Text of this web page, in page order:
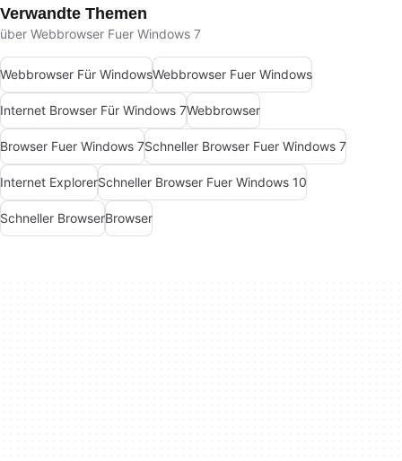
Verwandte Themen
über Webbrowser Fuer Windows 7
Webbrowser Für WindowsWebbrowser Fuer Windows
Internet Browser Für Windows 7Webbrowser
Browser Fuer Windows 7Schneller Browser Fuer Windows 7
Internet ExplorerSchneller Browser Fuer Windows 10
Schneller BrowserBrowser